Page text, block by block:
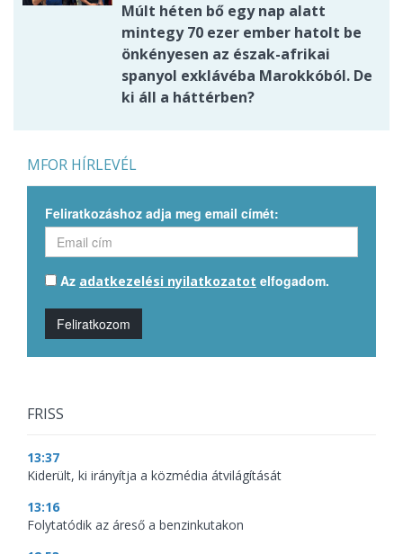
Múlt héten bő egy nap alatt
mintegy 70 ezer ember hatolt be
önkényesen az észak-afrikai
spanyol exklávéba Marokkóból. De
ki áll a háttérben?
MFOR HÍRLEVÉL
Feliratkozáshoz adja meg email címét:
Az adatkezelési nyilatkozatot elfogadom.
Feliratkozom
FRISS
13:37
Kiderült, ki irányítja a közmédia átvilágítását
13:16
Folytatódik az áreső a benzinkutakon